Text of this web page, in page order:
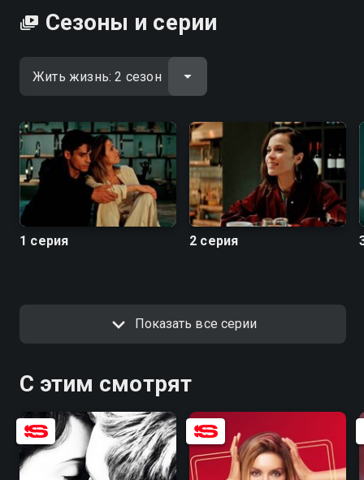
Сезоны и серии
1 серия 2 серия
Показать все серии
С этим смотрят